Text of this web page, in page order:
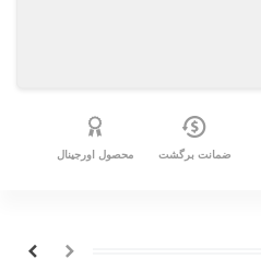
ضمانت برگشت محصول اورجینال